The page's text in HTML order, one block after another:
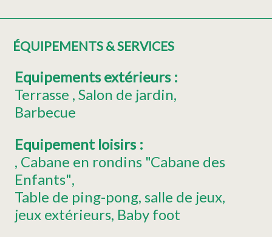
ÉQUIPEMENTS & SERVICES
Equipements extérieurs :
Terrasse Salon de jardin
Barbecue
Equipement loisirs :
, Cabane en rondins "Cabane des
Enfants"
Table de ping-pong salle de jeux
jeux extérieurs Baby foot